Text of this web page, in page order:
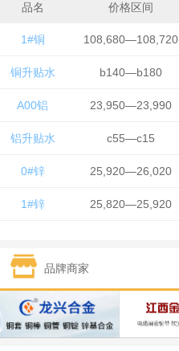
品名 价格区间
1#铜 108,680—108,720
铜升贴水 b140—b180
A00铝 23,950—23,990
铝升贴水 c55—c15
0#锌 25,920—26,020
1#锌 25,820—25,920
1#锡 434,000—436,000
1#镍 129,550—130,750
1#白银 15,100—15,110
品牌商家